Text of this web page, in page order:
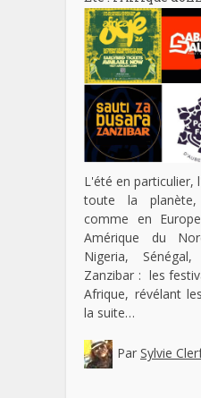
L'été en particulier,
toute la
comme en
Amérique du
Nigeria,
Zanzibar : les
Afrique, révélant
la suite…
Par Sylvie